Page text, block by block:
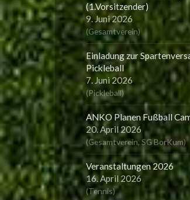
(1.Vorsitzender)
9. Juni 2026
(Gesamtverein)
Einladung zur
Pickleball
7. Juni 2026
(Pickleball)
ANKO Planen Fußball
20. April 2026
(Gesamtverein,SG BorKum)
Veranstaltungen 2026
16. April 2026
(Tennis)